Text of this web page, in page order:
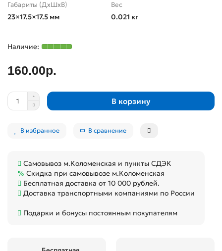
Габариты (ДхШхВ)
23×17.5×17.5 мм
Вес
0.021 кг
160.00р.
В корзину
В избранное В сравнение
Самовывоз м.Коломенская и пункты СДЭК
Скидка при самовывозе м.Коломенская
Бесплатная доставка от 10 000 рублей.
Доставка транспортными компаниями по России
Подарки и бонусы постоянным покупателям